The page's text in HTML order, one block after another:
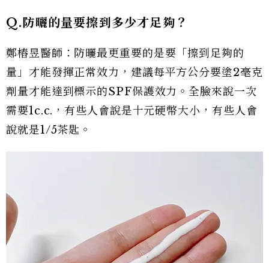
Q.防曬的量要擦到多少才足夠？
鄭樁昱醫師：防曬最更重要的是要「擦到足夠的
量」才能發揮正常效力，建議每平方公分要塗2毫克
劑量才能達到標示的SPF保護效力。全臉來說一次
需要1c.c.，有些人會說是十元硬幣大小，有些人會
說就是1/5茶匙。